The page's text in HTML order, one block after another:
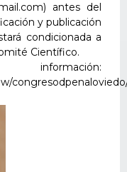
antes del
y publicación
condicionada a
Científico.